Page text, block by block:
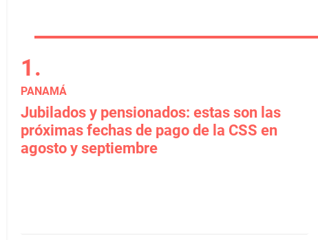
PANAMÁ
Jubilados y pensionados: estas son las
próximas fechas de pago de la CSS en
agosto y septiembre